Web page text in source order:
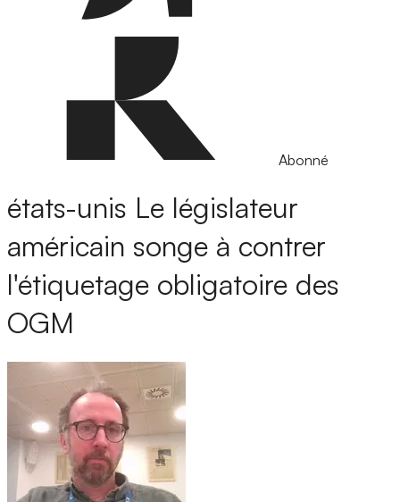
Abonné
états-unis Le législateur
américain songe à contrer
l'étiquetage obligatoire des
OGM